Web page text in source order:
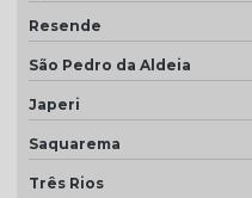
Telha concreto cinza perola
Telha concreto colorida
Telha de concreto esmaltada
Telha de concreto grafite
Telha de concreto pintada
Resende
São Pedro da Aldeia
Japeri
Saquarema
Três Rios